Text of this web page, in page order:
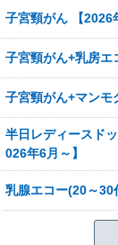
子宮頸がん 【2026
子宮頸がん+乳房エ
子宮頸がん+マンモ
半日レディースド
026年6月～】
乳腺エコー(20～30